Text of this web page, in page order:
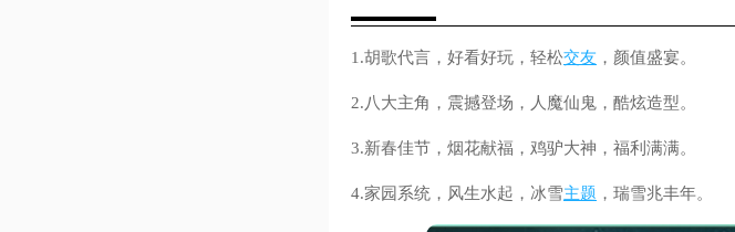
1.胡歌代言，好看好玩，轻松交友 ，颜值盛宴。
2.八大主角，震撼登场，人魔仙鬼，酷炫造型。
3.新春佳节，烟花献福，鸡驴大神，福利满满。
4.家园系统，风生水起，冰雪主题 ，瑞雪兆丰年。